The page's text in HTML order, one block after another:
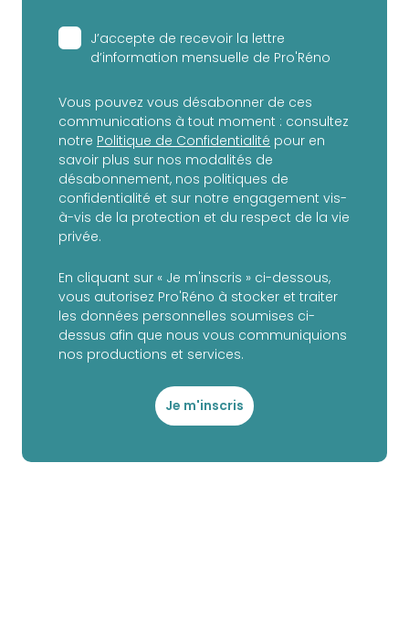
J’accepte de recevoir la lettre
d’information mensuelle de Pro'Réno
Vous pouvez vous désabonner de ces
communications à tout moment : consultez
notre Politique de Confidentialité pour en
savoir plus sur nos modalités de
désabonnement, nos politiques de
confidentialité et sur notre engagement vis-
à-vis de la protection et du respect de la vie
privée.
En cliquant sur « Je m'inscris » ci-dessous,
vous autorisez Pro'Réno à stocker et traiter
les données personnelles soumises ci-
dessus afin que nous vous communiquions
nos productions et services.
Je m'inscris